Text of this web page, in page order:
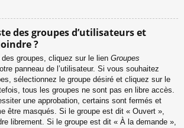
des groupes d’utilisateurs et
?
groupes, cliquez sur le lien Groupes
panneau de l’utilisateur. Si vous souhaitez
sélectionnez le groupe désiré et cliquez sur le
tous les groupes ne sont pas en libre accès.
une approbation, certains sont fermés et
être masqués. Si le groupe est dit « Ouvert »,
librement. Si le groupe est dit « À la demande »,